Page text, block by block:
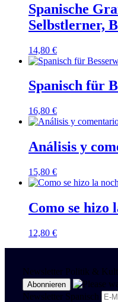
Spanische
Selbstlerner,
14,80 €
Spanisch für
16,80 €
Análisis y
15,80 €
Como se hizo
12,80 €
Newsletter Politik &
Newsletter Spanisch